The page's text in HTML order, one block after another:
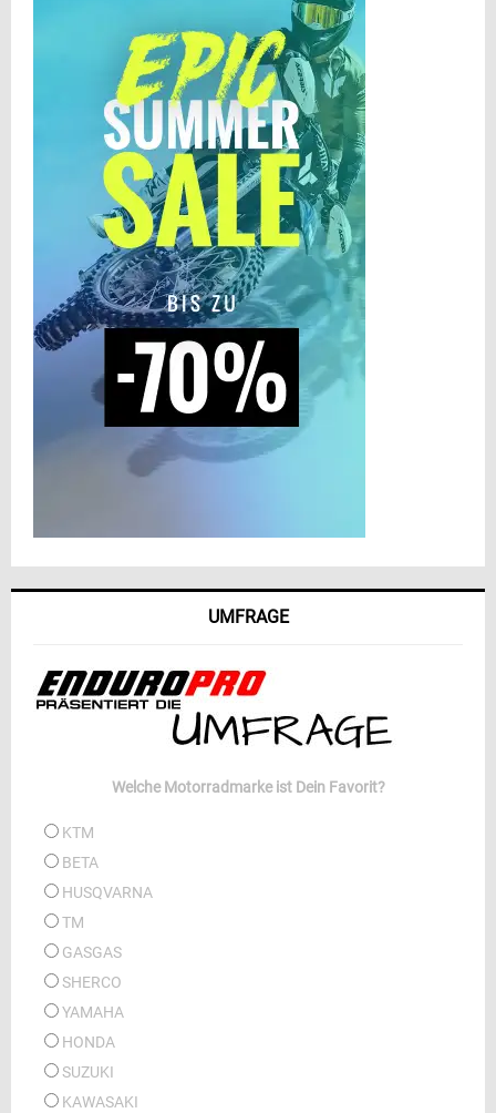
UMFRAGE
Welche Motorradmarke ist Dein Favorit?
KTM
BETA
HUSQVARNA
TM
GASGAS
SHERCO
YAMAHA
HONDA
SUZUKI
KAWASAKI